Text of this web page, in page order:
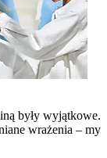
były wyjątkowe.
wrażenia – my